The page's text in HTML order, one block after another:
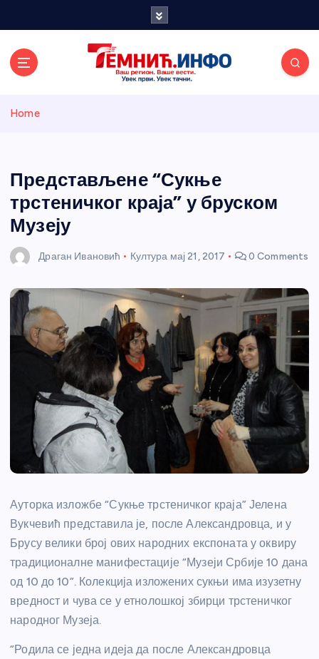
и портал
Home
Представљене “Сукње
трстеничког краја” у бруском
Музеју
Драган Ивановић Култура мај 21, 2017 0 Comments
Ауторка изложбе “Сукње трстеничког краја” Јелена
Вукчевић представила је, после Александровца, и у
Брусу велики број ових народних експоната у оквиру
традиционалне манифестације “Музеји Србије 10 дана
од 10 до 10”. Колекција изложених сукњи има изузетну
вредност и чува се у етнолошкој збирци трстеничког
народног Музеја.
“Родила се једна идеја да после Александровца